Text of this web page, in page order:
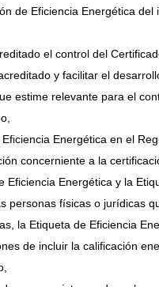
de Eficiencia Energética
el control del
y facilitar el
estime relevante para el
Energética en el
concerniente a la
Eficiencia Energética y la
personas físicas o jurídicas
la Etiqueta de Eficiencia
de incluir la calificación